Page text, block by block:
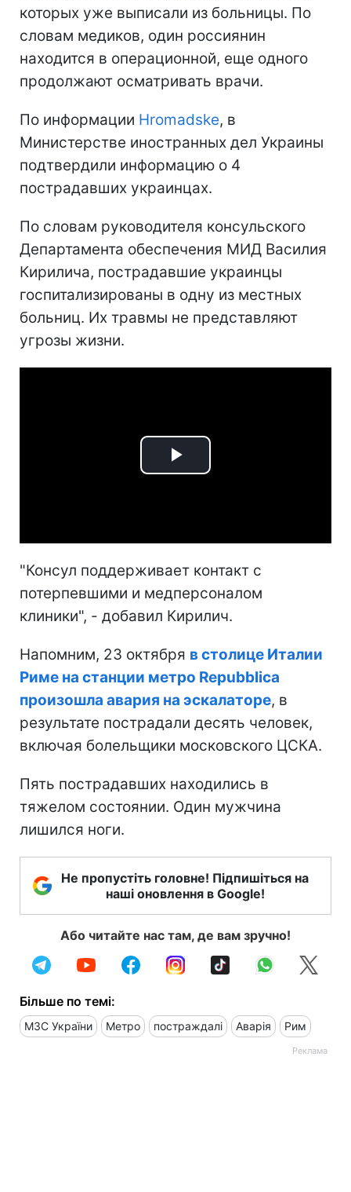
которых уже выписали из больницы. По
словам медиков, один россиянин
находится в операционной, еще одного
продолжают осматривать врачи.
По информации Hromadske, в
Министерстве иностранных дел Украины
подтвердили информацию о 4
пострадавших украинцах.
По словам руководителя консульского
Департамента обеспечения МИД Василия
Кирилича, пострадавшие украинцы
госпитализированы в одну из местных
больниц. Их травмы не представляют
угрозы жизни.
Play
"Консул поддерживает контакт с
потерпевшими и медперсоналом
клиники", - добавил Кирилич.
Напомним, 23 октября в столице Италии
Риме на станции метро Repubblica
произошла авария на эскалаторе, в
результате пострадали десять человек,
включая болельщики московского ЦСКА.
Пять пострадавших находились в
тяжелом состоянии. Один мужчина
лишился ноги.
Не пропустіть головне! Підпишіться на
наші оновлення в Google!
Або читайте нас там, де вам зручно!
Більше по темі:
МЗС України Метро постраждалі Аварія Рим